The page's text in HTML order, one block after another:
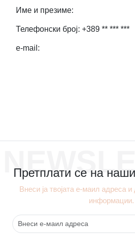
Име и презиме:
Телефонски број: +389 ** *** ***
e-mail:
Претплати се на
Внеси ја твојата е-маил адреса и
информации.